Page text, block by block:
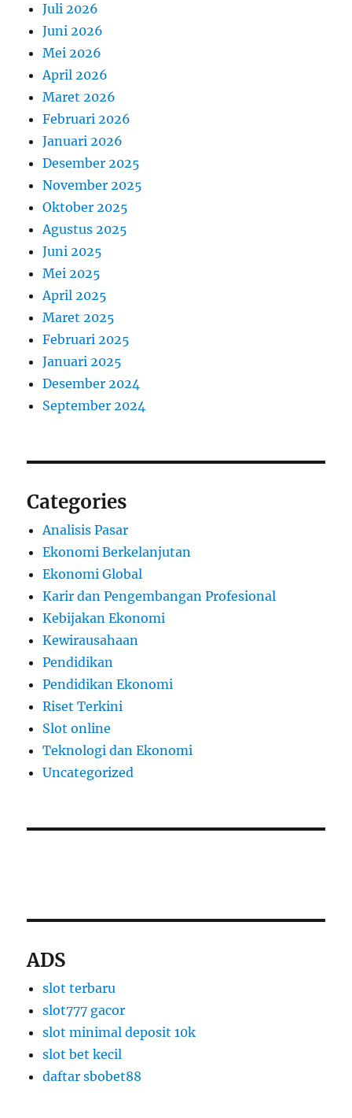
Juli 2026
Juni 2026
Mei 2026
April 2026
Maret 2026
Februari 2026
Januari 2026
Desember 2025
November 2025
Oktober 2025
Agustus 2025
Juni 2025
Mei 2025
April 2025
Maret 2025
Februari 2025
Januari 2025
Desember 2024
September 2024
Categories
Analisis Pasar
Ekonomi Berkelanjutan
Ekonomi Global
Karir dan Pengembangan Profesional
Kebijakan Ekonomi
Kewirausahaan
Pendidikan
Pendidikan Ekonomi
Riset Terkini
Slot online
Teknologi dan Ekonomi
Uncategorized
ADS
slot terbaru
slot777 gacor
slot minimal deposit 10k
slot bet kecil
daftar sbobet88